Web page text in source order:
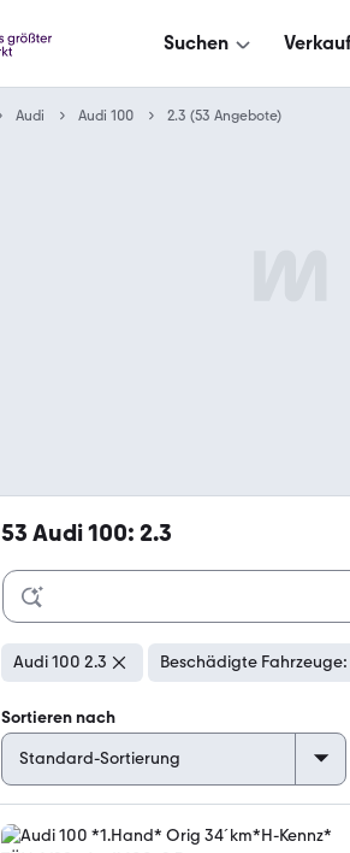
Suchen
Audi Audi 100 2.3 (53 Angebote)
53 Audi 100: 2.3
Audi 100 2.3 Beschädigte
Sortieren nach